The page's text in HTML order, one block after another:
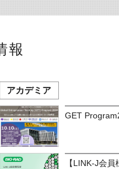
報
アカデミア
GET
【LINK-J会